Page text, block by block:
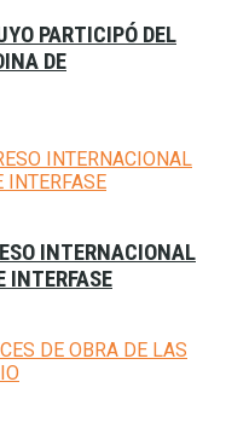
PARTICIPÓ DEL
DE
INTERNACIONAL
INTERFASE